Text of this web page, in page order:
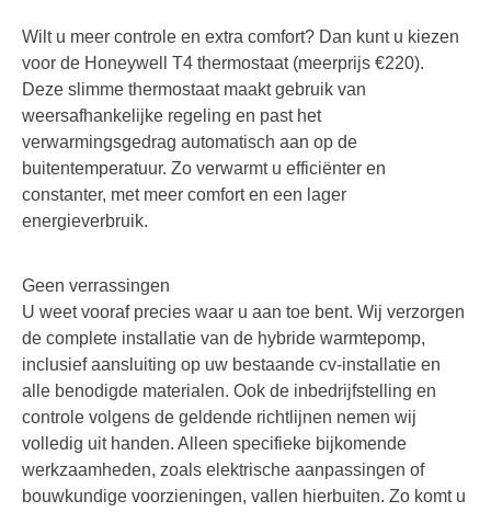
Wilt u meer controle en extra comfort? Dan kunt u kiezen
voor de Honeywell T4 thermostaat (meerprijs €220).
Deze slimme thermostaat maakt gebruik van
weersafhankelijke regeling en past het
verwarmingsgedrag automatisch aan op de
buitentemperatuur. Zo verwarmt u efficiënter en
constanter, met meer comfort en een lager
energieverbruik.
Geen verrassingen
U weet vooraf precies waar u aan toe bent. Wij verzorgen
de complete installatie van de hybride warmtepomp,
inclusief aansluiting op uw bestaande cv-installatie en
alle benodigde materialen. Ook de inbedrijfstelling en
controle volgens de geldende richtlijnen nemen wij
volledig uit handen. Alleen specifieke bijkomende
werkzaamheden, zoals elektrische aanpassingen of
bouwkundige voorzieningen, vallen hierbuiten. Zo komt u